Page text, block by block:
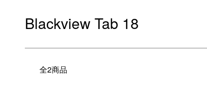
Blackview Tab 18
全2商品